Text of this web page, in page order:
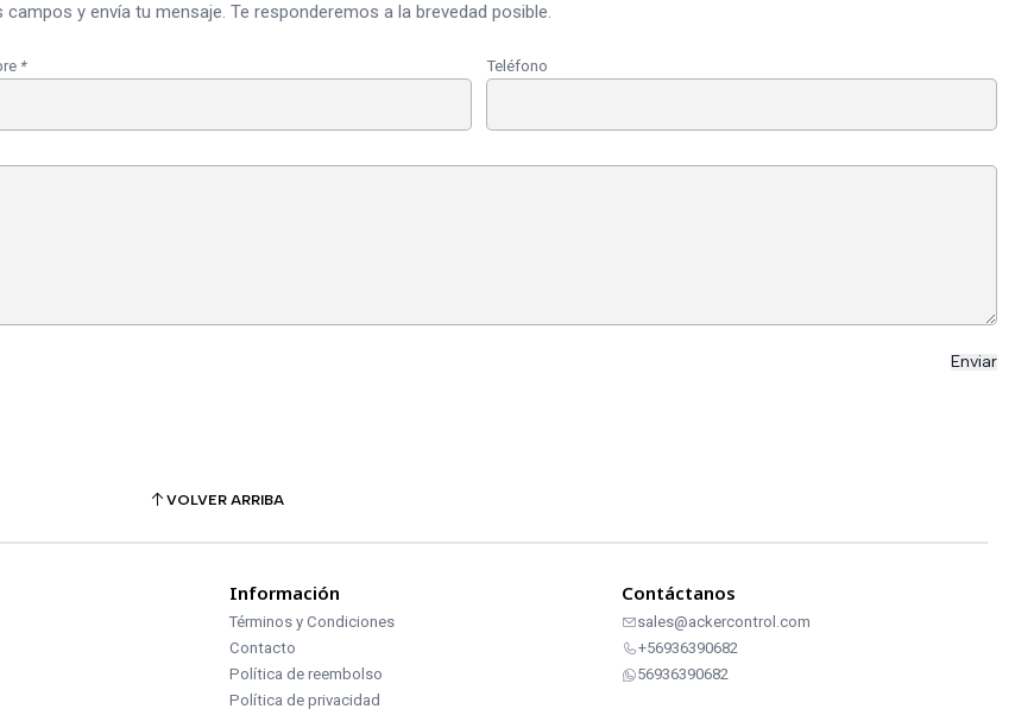
y envía tu mensaje. Te responderemos a la brevedad posible.
* Teléfono
VOLVER ARRIBA
Información
Términos y Condiciones
Contacto
Política de reembolso
Política de privacidad
Contáctanos
sales@ackercontrol.com
+56936390682
56936390682